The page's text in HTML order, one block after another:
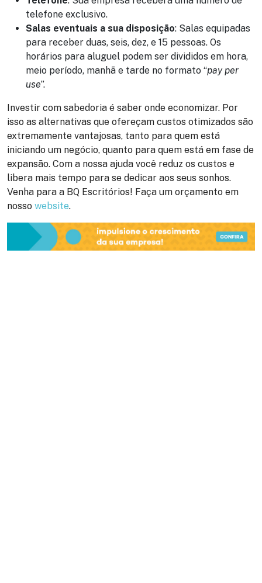
telefone exclusivo.
Salas eventuais a sua disposição: Salas equipadas
para receber duas, seis, dez, e 15 pessoas. Os
horários para aluguel podem ser divididos em hora,
meio período, manhã e tarde no formato “pay per
use”.
Investir com sabedoria é saber onde economizar. Por
isso as alternativas que ofereçam custos otimizados são
extremamente vantajosas, tanto para quem está
iniciando um negócio, quanto para quem está em fase de
expansão. Com a nossa ajuda você reduz os custos e
libera mais tempo para se dedicar aos seus sonhos.
Venha para a BQ Escritórios! Faça um orçamento em
nosso website.